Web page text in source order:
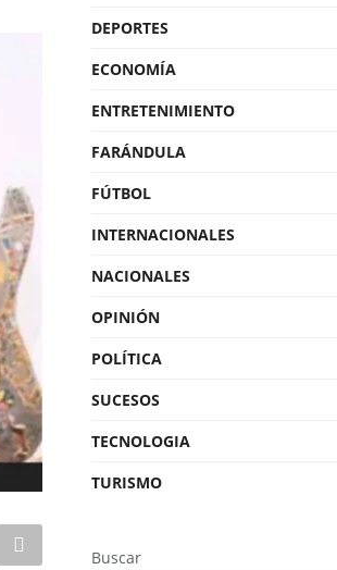
DEPORTES
ECONOMÍA
ENTRETENIMIENTO
FARÁNDULA
FÚTBOL
INTERNACIONALES
NACIONALES
OPINIÓN
POLÍTICA
SUCESOS
TECNOLOGIA
TURISMO
Buscar